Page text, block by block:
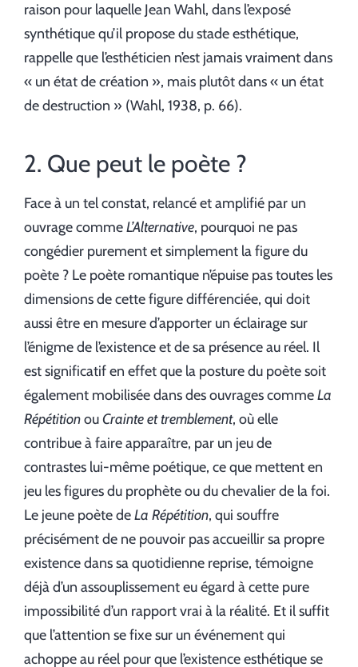
raison pour laquelle Jean Wahl, dans l’exposé
synthétique qu’il propose du stade esthétique,
rappelle que l’esthéticien n’est jamais vraiment dans
« un état de création », mais plutôt dans « un état
de destruction » (Wahl, 1938, p. 66).
2. Que peut le poète ?
Face à un tel constat, relancé et amplifié par un
ouvrage commeL’Alternative, pourquoi ne pas
congédier purement et simplement la figure du
poète ? Le poète romantique n’épuise pas toutes les
dimensions de cette figure différenciée, qui doit
aussi être en mesure d’apporter un éclairage sur
l’énigme de l’existence et de sa présence au réel. Il
est significatif en effet que la posture du poète soit
également mobilisée dans des ouvrages commeLa
RépétitionouCrainte et tremblement, où elle
contribue à faire apparaître, par un jeu de
contrastes lui-même poétique, ce que mettent en
jeu les figures du prophète ou du chevalier de la foi.
Le jeune poète deLa Répétition, qui souffre
précisément de ne pouvoir pas accueillir sa propre
existence dans sa quotidienne reprise, témoigne
déjà d’un assouplissement eu égard à cette pure
impossibilité d’un rapport vrai à la réalité. Et il suffit
que l’attention se fixe sur un événement qui
achoppe au réel pour que l’existence esthétique se